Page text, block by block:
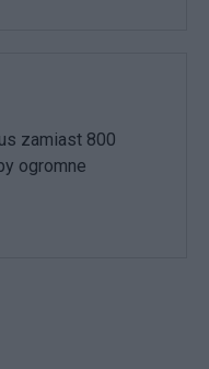
zamiast 800
ogromne